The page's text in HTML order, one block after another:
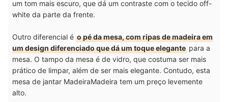
um tom mais escuro, que dá um contraste com o tecido off-
white da parte da frente.
Outro diferencial é o pé da mesa, com ripas de madeira em
um design diferenciado que dá um toque elegante para a
mesa. O tampo da mesa é de vidro, que costuma ser mais
prático de limpar, além de ser mais elegante. Contudo, esta
mesa de jantar MadeiraMadeira tem um preço levemente
alto.